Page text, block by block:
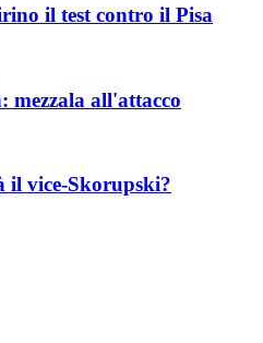
il test contro il Pisa
mezzala all'attacco
il vice-Skorupski?